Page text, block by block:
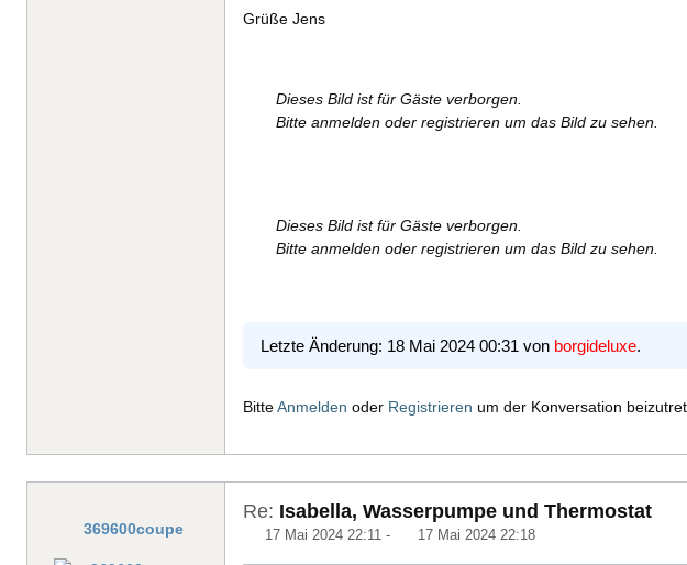
Grüße Jens
Dieses Bild ist für Gäste verborgen.
Bitte anmelden oder registrieren um das Bild zu sehen.
Dieses Bild ist für Gäste verborgen.
Bitte anmelden oder registrieren um das Bild zu sehen.
Letzte Änderung: 18 Mai 2024 00:31 von borgideluxe.
BitteAnmelden oder Registrieren um der Konversation
369600coupe
Re: Isabella, Wasserpumpe und Thermostat
17 Mai 2024 22:11 - 17 Mai 2024 22:18